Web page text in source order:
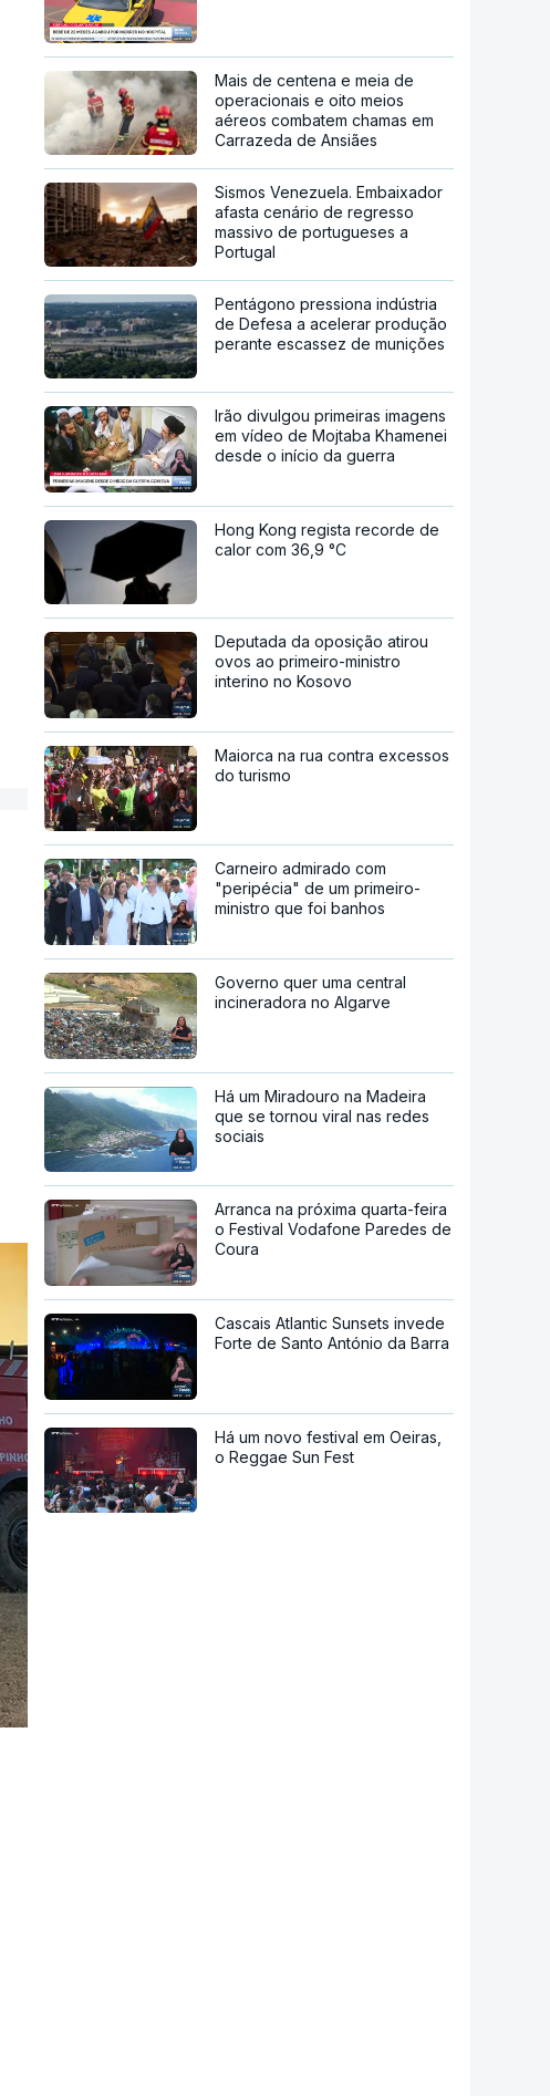
Mais de centena e meia de
operacionais e oito meios
aéreos combatem chamas em
Carrazeda de Ansiães
Sismos Venezuela. Embaixador
afasta cenário de regresso
massivo de portugueses a
Portugal
Pentágono pressiona indústria
de Defesa a acelerar produção
perante escassez de munições
Irão divulgou primeiras imagens
em vídeo de Mojtaba Khamenei
desde o início da guerra
Hong Kong regista recorde de
calor com 36,9 °C
Deputada da oposição atirou
ovos ao primeiro-ministro
interino no Kosovo
Maiorca na rua contra excessos
do turismo
Carneiro admirado com
"peripécia" de um primeiro-
ministro que foi banhos
Governo quer uma central
incineradora no Algarve
Há um Miradouro na Madeira
que se tornou viral nas redes
sociais
Arranca na próxima quarta-feira
o Festival Vodafone Paredes de
Coura
Cascais Atlantic Sunsets invede
Forte de Santo António da Barra
Há um novo festival em Oeiras,
o Reggae Sun Fest